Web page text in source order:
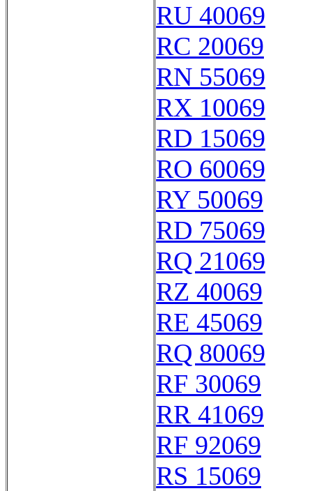
RU 40069
RC 20069
RN 55069
RX 10069
RD 15069
RO 60069
RY 50069
RD 75069
RQ 21069
RZ 40069
RE 45069
RQ 80069
RF 30069
RR 41069
RF 92069
RS 15069